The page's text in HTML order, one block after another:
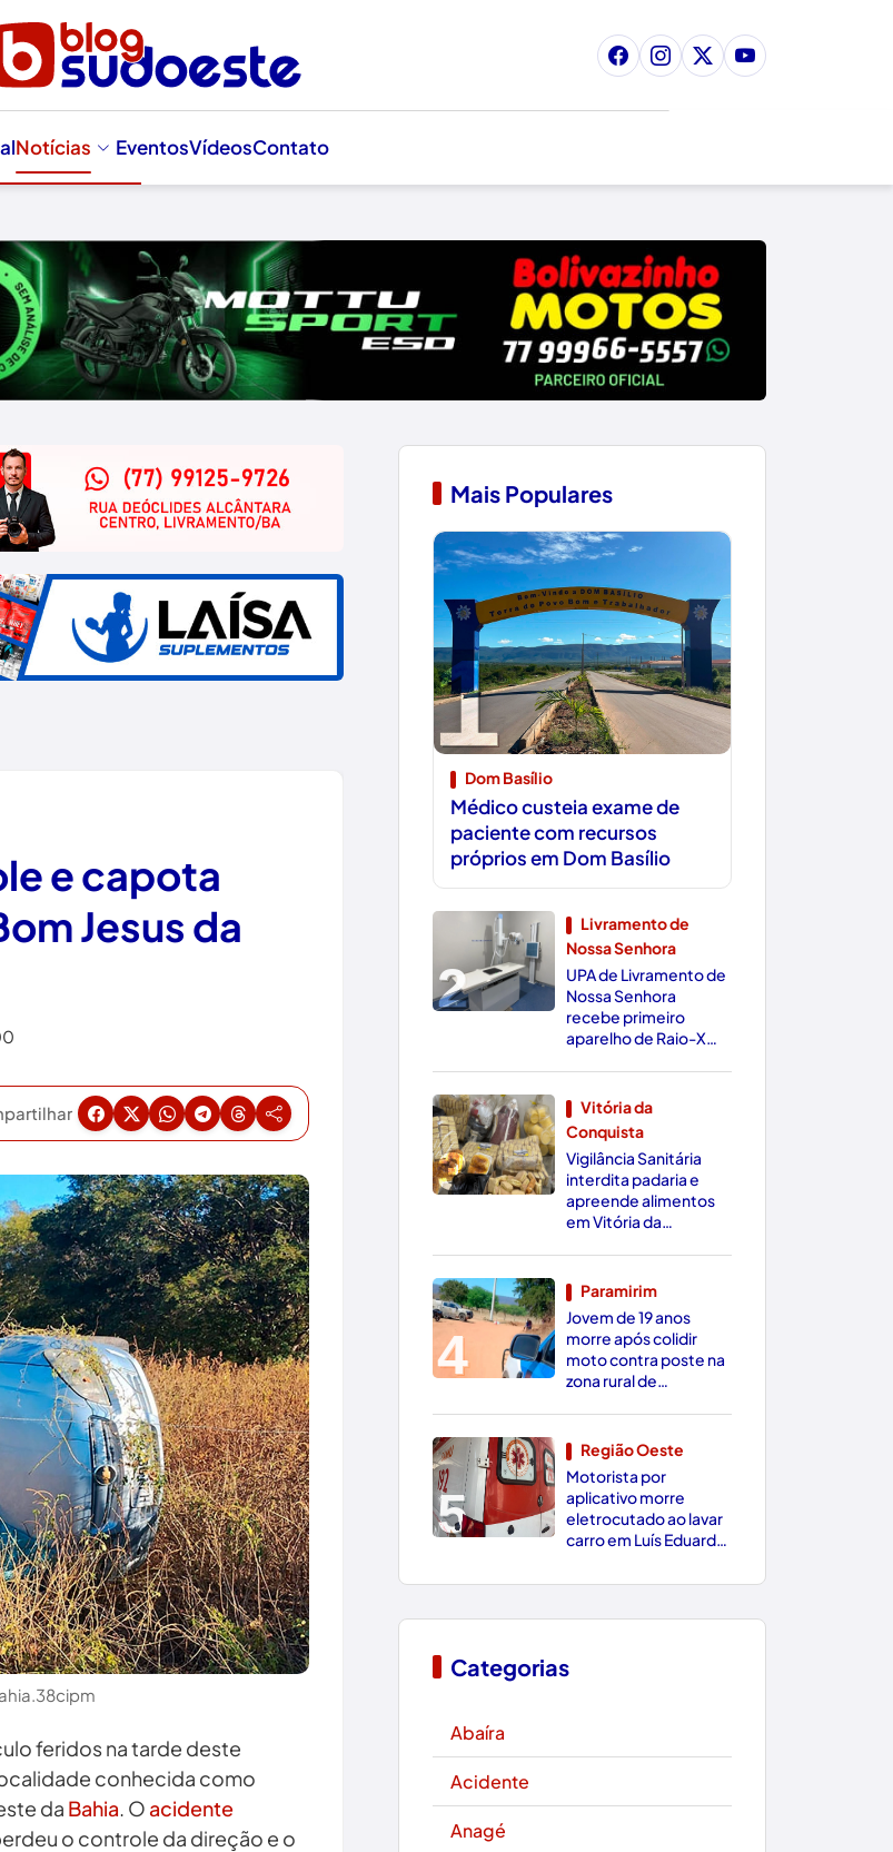
Notícias EventosVídeosContato
e capota
Jesus da
feridos na tarde deste
conhecida como
da Bahia. O acidente
o controle da direção e o
Mais Populares
1
Dom Basílio
Médico custeia exame de
paciente com recursos
próprios em Dom Basílio
2
Livramento de
Nossa Senhora
UPA de Livramento de
Nossa Senhora
recebe primeiro
aparelho de Raio-X
3
Vitória da
Conquista
Vigilância Sanitária
interdita padaria e
apreende alimentos
em Vitória da
4
Paramirim
Jovem de 19 anos
morre após colidir
moto contra poste na
zona rural de
5
Região Oeste
Motorista por
aplicativo morre
eletrocutado ao lavar
carro em Luís Eduardo
Categorias
Abaíra
Acidente
Anagé